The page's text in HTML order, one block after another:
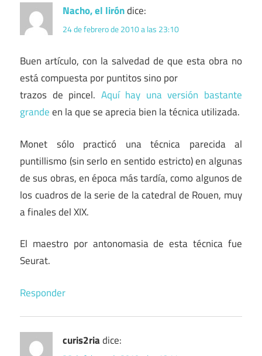
Nacho, el liróndice:
24 de febrero de 2010 a las 23:10
Buen artículo, con la salvedad de que esta obra no
está compuesta por puntitos sino por
trazos de pincel. Aquí hay una versión bastante
grandeen la que se aprecia bien la técnica utilizada.
Monet sólo practicó una técnica parecida al
puntillismo (sin serlo en sentido estricto) en algunas
de sus obras, en época más tardía, como algunos de
los cuadros de la serie de la catedral de Rouen, muy
a finales del XIX.
El maestro por antonomasia de esta técnica fue
Seurat.
Responder
curis2riadice: